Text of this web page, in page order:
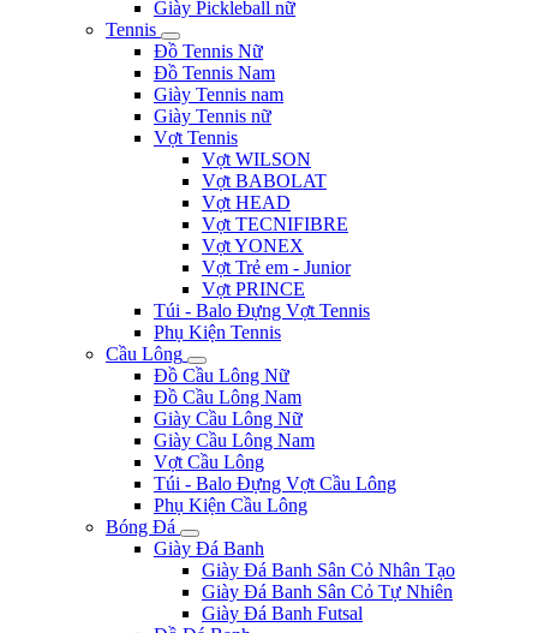
Giày Pickleball nữ
Tennis
Đồ Tennis Nữ
Đồ Tennis Nam
Giày Tennis nam
Giày Tennis nữ
Vợt Tennis
Vợt WILSON
Vợt BABOLAT
Vợt HEAD
Vợt TECNIFIBRE
Vợt YONEX
Vợt Trẻ em - Junior
Vợt PRINCE
Túi - Balo Đựng Vợt Tennis
Phụ Kiện Tennis
Cầu Lông
Đồ Cầu Lông Nữ
Đồ Cầu Lông Nam
Giày Cầu Lông Nữ
Giày Cầu Lông Nam
Vợt Cầu Lông
Túi - Balo Đựng Vợt Cầu Lông
Phụ Kiện Cầu Lông
Bóng Đá
Giày Đá Banh
Giày Đá Banh Sân Cỏ Nhân Tạo
Giày Đá Banh Sân Cỏ Tự Nhiên
Giày Đá Banh Futsal